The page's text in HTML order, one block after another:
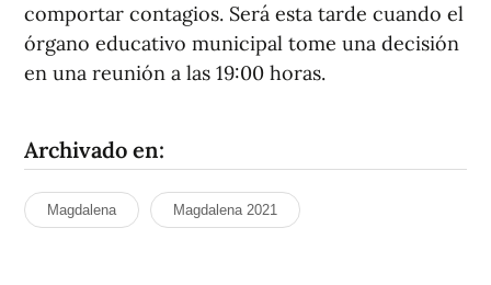
comportar contagios. Será esta tarde cuando el
órgano educativo municipal tome una decisión
en una reunión a las 19:00 horas.
Archivado en:
Magdalena Magdalena 2021